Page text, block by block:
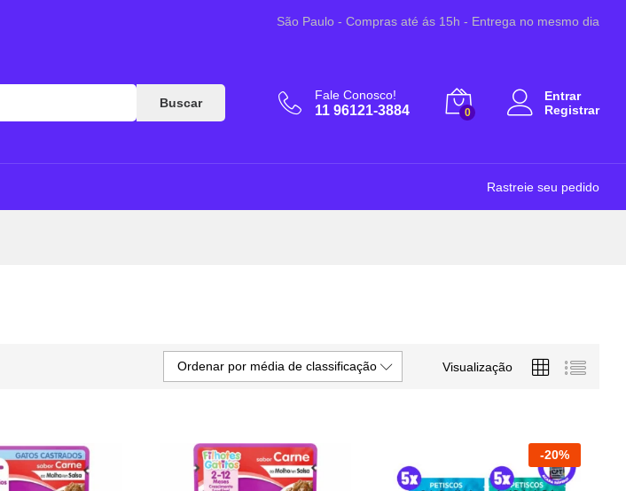
São Paulo - Compras até ás 15h - Entrega no mesmo dia
Buscar
Fale Conosco!
11 96121-3884 0
Entrar
Registrar
Rastreie seu pedido
Visualização
Ordenar por média de classificação
-20%